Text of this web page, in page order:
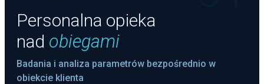
Personalna opieka
nad obiegami
Badania i analiza parametrów bezpośrednio w
obiekcie klienta